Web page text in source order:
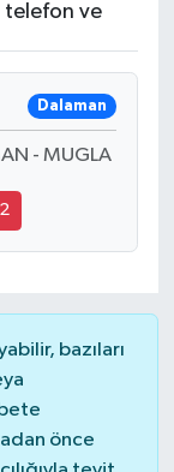
telefon ve
Dalaman
- MUGLA
bazıları
önce